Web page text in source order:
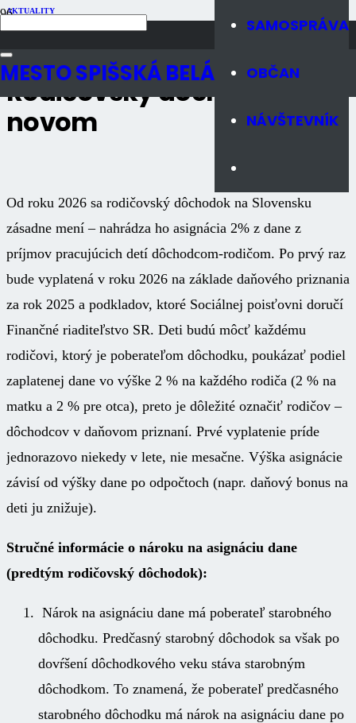
MESTO SPIŠSKÁ BELÁ
SAMOSPRÁVA
OBČAN
NÁVŠTEVNÍK
AKTUALITY
5 mesiacov dozadu
Rodičovský dôchodok po
novom
Od roku 2026 sa rodičovský dôchodok na Slovensku
zásadne mení – nahrádza ho asignácia 2% z dane z
príjmov pracujúcich detí dôchodcom-rodičom. Po prvý raz
bude vyplatená v roku 2026 na základe daňového priznania
za rok 2025 a podkladov, ktoré Sociálnej poisťovni doručí
Finančné riaditeľstvo SR. Deti budú môcť každému
rodičovi, ktorý je poberateľom dôchodku, poukázať podiel
zaplatenej dane vo výške 2 % na každého rodiča (2 % na
matku a 2 % pre otca), preto je dôležité označiť rodičov –
dôchodcov v daňovom priznaní. Prvé vyplatenie príde
jednorazovo niekedy v lete, nie mesačne. Výška asignácie
závisí od výšky dane po odpočtoch (napr. daňový bonus na
deti ju znižuje).
Stručné informácie o nároku na asignáciu dane
(predtým rodičovský dôchodok):
Nárok na asignáciu dane má poberateľ starobného
dôchodku. Predčasný starobný dôchodok sa však po
dovŕšení dôchodkového veku stáva starobným
dôchodkom. To znamená, že poberateľ predčasného
starobného dôchodku má nárok na asignáciu dane po